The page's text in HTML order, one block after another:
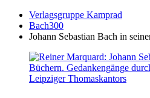
Verlagsgruppe Kamprad
Bach300
Johann Sebastian Bach in